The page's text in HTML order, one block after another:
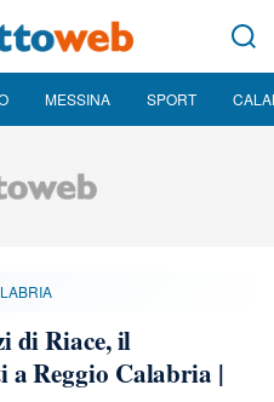
MESSINA SPORT
di Riace, il
a Reggio Calabria |